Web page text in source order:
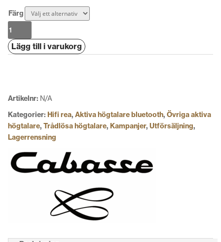
Färg
Cabasse
Rialto
mängd
Lägg till i varukorg
Artikelnr: N/A
Kategorier: Hifi rea, Aktiva högtalare bluetooth, Övriga aktiva
högtalare, Trådlösa högtalare, Kampanjer, Utförsäljning,
Lagerrensning